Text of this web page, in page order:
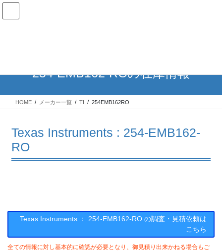
コ
キ
ナ
に
254-EMB162-ROの在庫情報
HOME メーカー一覧 TI 254EMB162RO
Texas Instruments : 254-EMB162-
RO
Texas Instruments ： 254-EMB162-RO の調査・見積依頼は
こちら
全ての情報に対し基本的に確認が必要となり、御見積り出来かねる場合もご